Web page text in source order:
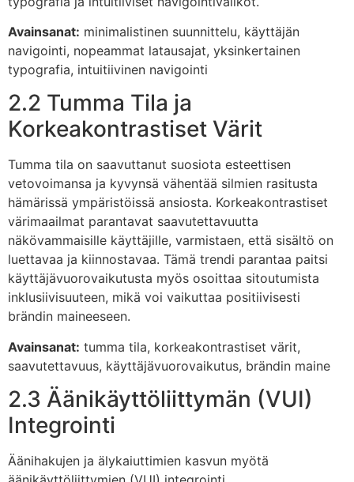
Avainsanat: minimalistinen suunnittelu, käyttäjän
navigointi, nopeammat latausajat, yksinkertainen
typografia, intuitiivinen navigointi
2.2 Tumma Tila ja
Korkeakontrastiset Värit
Tumma tila on saavuttanut suosiota esteettisen
vetovoimansa ja kyvynsä vähentää silmien rasitusta
hämärissä ympäristöissä ansiosta. Korkeakontrastiset
värimaailmat parantavat saavutettavuutta
näkövammaisille käyttäjille, varmistaen, että sisältö on
luettavaa ja kiinnostavaa. Tämä trendi parantaa paitsi
käyttäjävuorovaikutusta myös osoittaa sitoutumista
inklusiivisuuteen, mikä voi vaikuttaa positiivisesti
brändin maineeseen.
Avainsanat: tumma tila, korkeakontrastiset värit,
saavutettavuus, käyttäjävuorovaikutus, brändin maine
2.3 Äänikäyttöliittymän (VUI)
Integrointi
Äänihakujen ja älykaiuttimien kasvun myötä